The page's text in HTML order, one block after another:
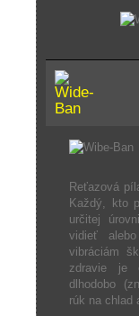
Reťazová
Každý, kto
určitej
vidieť
vibráciám
zdravie je
dlhodobo
rúk na chlad